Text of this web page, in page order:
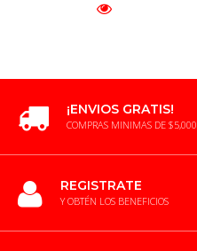
¡ENVIOS GRATIS!
COMPRAS MINIMAS DE $5,000
REGISTRATE
Y OBTÉN LOS BENEFICIOS